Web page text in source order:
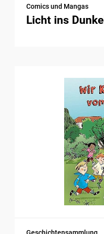
Comics und Mangas
Licht ins Dunkel
Geschichtensammlung